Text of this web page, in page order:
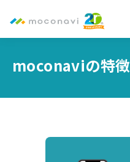
moconaviの特徴